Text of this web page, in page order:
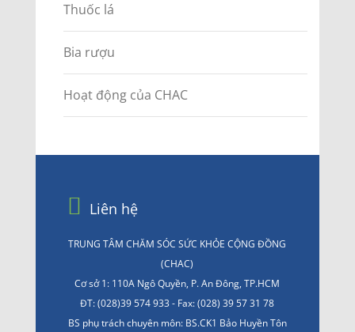
Thuốc lá
Bia rượu
Hoạt động của CHAC
Liên hệ
TRUNG TÂM CHĂM SÓC SỨC KHỎE CỘNG ĐỒNG
(CHAC)
Cơ sở 1: 110A Ngô Quyền, P. An Đông, TP.HCM
ĐT: (028)39 574 933 - Fax: (028) 39 57 31 78
BS phụ trách chuyên môn: BS.CK1 Bảo Huyền Tôn